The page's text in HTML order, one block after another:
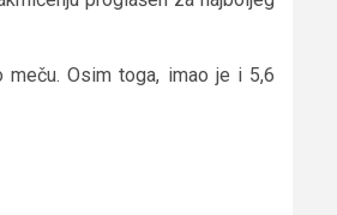
Osim toga, imao je i 5,6